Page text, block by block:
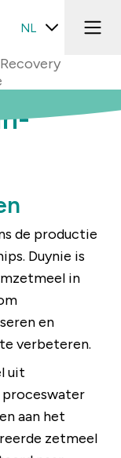
NL
de productie
Duynie is
in
en
verbeteren.
uit
proceswater
aan het
zetmeel